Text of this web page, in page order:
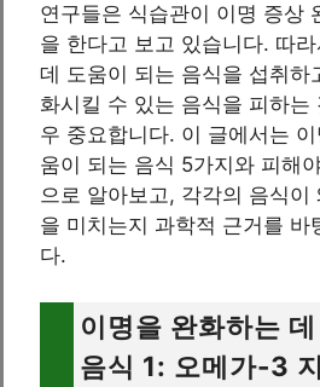
연구들은 식습관이 이명 증상
을 한다고 보고 있습니다. 따
데 도움이 되는 음식을 섭취하
화시킬 수 있는 음식을 피하는
우 중요합니다. 이 글에서는
움이 되는 음식 5가지와 피해
으로 알아보고, 각각의 음식이
을 미치는지 과학적 근거를 바
다.
이명을 완화하는
음식 1: 오메가-3